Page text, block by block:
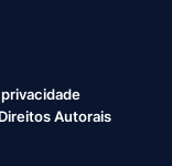
Autorais